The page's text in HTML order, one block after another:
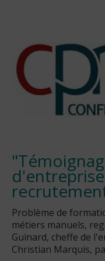
Problème de
métiers manuels,
Guinard, cheffe de
Christian Marquis,